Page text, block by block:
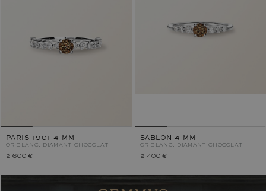
PARIS 1901 4 MM
OR BLANC, DIAMANT CHOCOLAT
2 600 €
SABLON 4 MM
OR BLANC, DIAMANT CHOCOLAT
2 400 €